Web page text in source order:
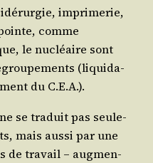
impri­me­rie,
comme
le nucléaire sont
(liqui­da­
du C.E.A.).
se tra­duit pas seule­
mais aus­si par une
de tra­vail – aug­men­